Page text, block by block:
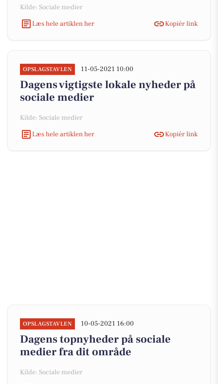
Kilde: Sociale medier
Læs hele artiklen her
Kopiér link
OPSLAGSTAVLEN 11-05-2021 10:00
Dagens vigtigste lokale nyheder på
sociale medier
Kilde: Sociale medier
Læs hele artiklen her
Kopiér link
OPSLAGSTAVLEN 10-05-2021 16:00
Dagens topnyheder på sociale
medier fra dit område
Kilde: Sociale medier